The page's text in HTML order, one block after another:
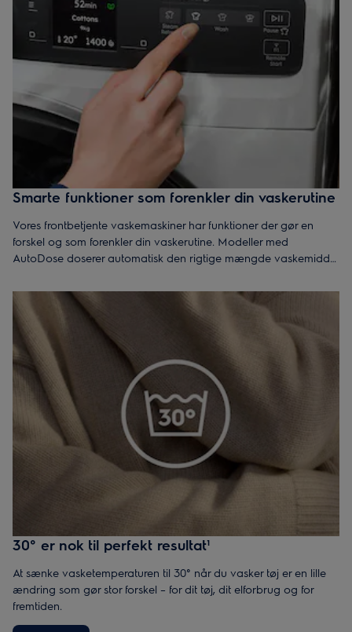
Smarte funktioner som forenkler din vaskerutine
Vores frontbetjente vaskemaskiner har funktioner der gør en
forskel og som forenkler din vaskerutine. Modeller med
AutoDose doserer automatisk den rigtige mængde vaskemiddel
fyldmængden. Alt sammen for at beskytte både dit tøj og
30° er nok til perfekt resultat¹
At sænke vasketemperaturen til 30° når du vasker tøj er en lille
ændring som gør stor forskel – for dit tøj, dit elforbrug og for
fremtiden.